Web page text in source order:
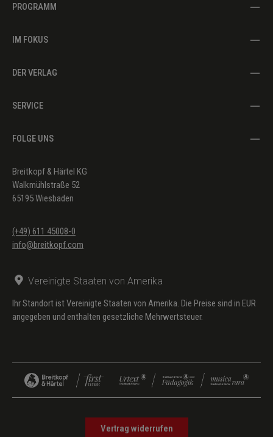
PROGRAMM
IM FOKUS
DER VERLAG
SERVICE
FOLGE UNS
Breitkopf & Härtel KG
Walkmühlstraße 52
65195 Wiesbaden
(+49) 611 45008-0
info@breitkopf.com
Vereinigte Staaten von Amerika
Ihr Standort ist Vereinigte Staaten von Amerika. Die Preise sind in EUR
angegeben und enthalten gesetzliche Mehrwertsteuer.
Vertrag widerrufen